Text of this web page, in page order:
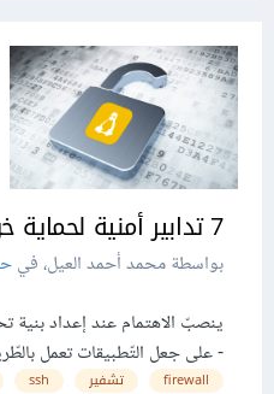
7 تدابير أمنية لحماية خواديمك
بواسطة محمد أحمد العيل، في
- على جعل التّطبيقات تعمل
firewall تشفير ssh